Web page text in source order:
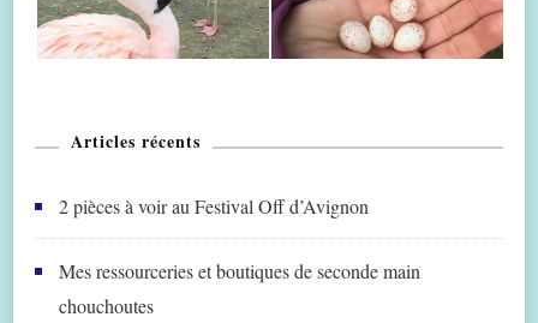
Articles récents
2 pièces à voir au Festival Off d’Avignon
Mes ressourceries et boutiques de seconde main
chouchoutes